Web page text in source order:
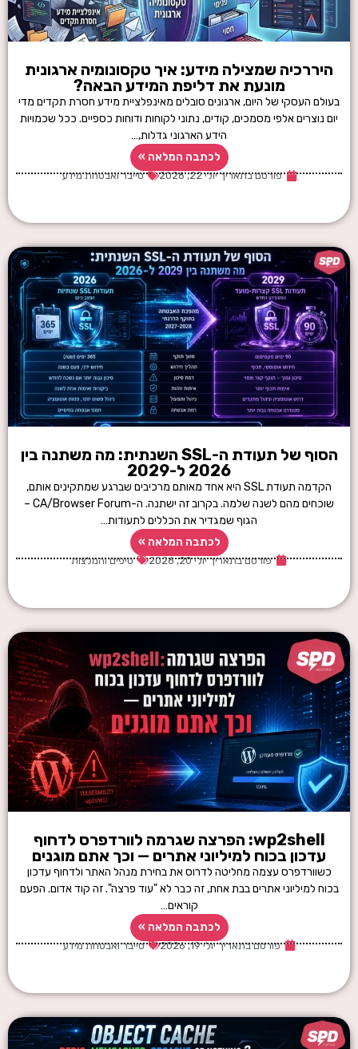
היררכיה שמצילה מידע: איך טקסונומיה ארגונית
מונעת את דליפת המידע הבאה?
בעולם העסקי של היום, ארגונים סובלים מאינפלציית מידע חסרת תקדים מדי
יום נוצרים אלפי מסמכים, קודים, נתוני לקוחות ודוחות כספיים. ככל שכמויות
הידע הארגוני גדלות,…
לכתבה המלאה »
פורסם בתאריך יולי 22, 2026 סייבר ואבטחת מידע
הסוף של תעודת ה-SSL השנתית: מה משתנה בין
2026 ל-2029
הקדמה תעודת SSL היא אחד מאותם מרכיבים שברגע שמתקינים אותם,
שוכחים מהם לשנה שלמה. בקרוב זה ישתנה. ה-CA/Browser Forum –
הגוף שמגדיר את הכללים לתעודות…
לכתבה המלאה »
פורסם בתאריך יולי 20, 2026 טיפים והמלצות
wp2shell: הפרצה שגרמה לוורדפרס לדחוף
עדכון בכוח למיליוני אתרים — וכך אתם מוגנים
כשוורדפרס עצמה מחליטה לדרוס את בחירת מנהל האתר ולדחוף עדכון
בכוח למיליוני אתרים בבת אחת, זה כבר לא "עוד פרצה". זה קוד אדום. הפעם
קוראים…
לכתבה המלאה »
פורסם בתאריך יולי 19, 2026 סייבר ואבטחת מידע